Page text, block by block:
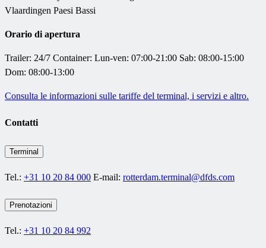
Vlaardingen Paesi Bassi
Orario di apertura
Trailer: 24/7 Container: Lun-ven: 07:00-21:00 Sab: 08:00-15:00
Dom: 08:00-13:00
Consulta le informazioni sulle tariffe del terminal, i servizi e altro.
Contatti
Terminal
Tel.: +31 10 20 84 000 E-mail: rotterdam.terminal@dfds.com
Prenotazioni
Tel.: +31 10 20 84 992